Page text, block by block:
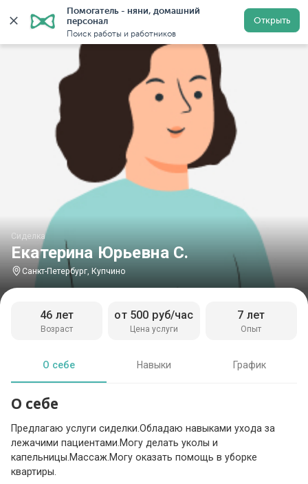
Помогатель - няни, домашний
персонал
Поиск работы и работников
Открыть
Главная Сиделки Сиделки в Санкт-Петербурге
Екатерина Юрьевна С.
Сиделка
Санкт-Петербург, Купчино
Возраст
46 лет
Цена услуги
от 500 руб/час
Опыт
7 лет
О себе Навыки График
О себе
Предлагаю услуги сиделки.Обладаю навыками ухода за
лежачими пациентами.Могу делать уколы и
капельницы.Массаж.Могу оказать помощь в уборке
квартиры.